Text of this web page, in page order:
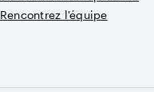
Rencontrez l'équipe